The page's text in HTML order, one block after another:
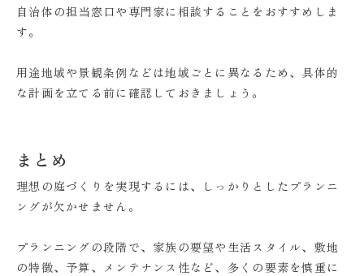
自治体の担当窓口や専門家に相談することをおすすめしま
す。
用途地域や景観条例などは地域ごとに異なるため、具体的
な計画を立てる前に確認しておきましょう。
まとめ
理想の庭づくりを実現するには、しっかりとしたプランニ
ングが欠かせません。
プランニングの段階で、家族の要望や生活スタイル、敷地
の特徴、予算、メンテナンス性など、多くの要素を慎重に